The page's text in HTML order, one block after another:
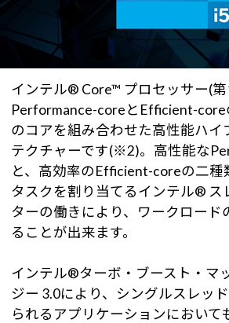
インテル® Core™ プロセッサー(第
Performance-coreとEfficient-core
のコアを組み合わせた高性能ハイ
テクチャーです(※2)。高性能な
と、高効率のEfficient-coreの二種
タスクを割り当てるインテル® ス
ターの働きにより、ワークロード
ることが出来ます。
インテル®ターボ・ブースト・マ
ジー 3.0により、シングルスレッ
られるアプリケーションにおいて